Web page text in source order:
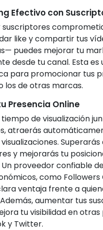
Efectivo con
like y compartir tus
puedes mejorar tu
desde tu canal. Esta es
para promocionar tus
los de otras marcas.
Presencia Online
de visualización
atraerás
Superarás
y mejorarás tu
Un proveedor confiable
como Followers
ventaja frente a
aumentar tus
tu visibilidad en
y Twitter.